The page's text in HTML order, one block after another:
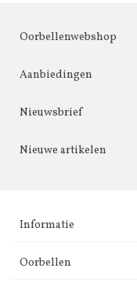
Oorbellenwebshop
Aanbiedingen
Nieuwsbrief
Nieuwe artikelen
Informatie
Oorbellen